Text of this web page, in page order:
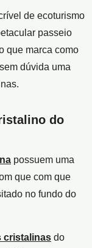
de ecoturismo
passeio
que marca como
dúvida uma
do
possuem uma
que com que
no fundo do
cristalinas do